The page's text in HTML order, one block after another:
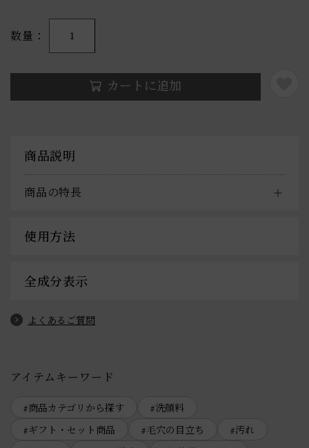
数量 1
カートに追加
商品説明
商品の特長
使用方法
全成分表示
よくあるご質問
アイテムキーワード
商品カテゴリから探す
洗顔料
ギフト・セット商品
毛穴の目立ち
汚れ